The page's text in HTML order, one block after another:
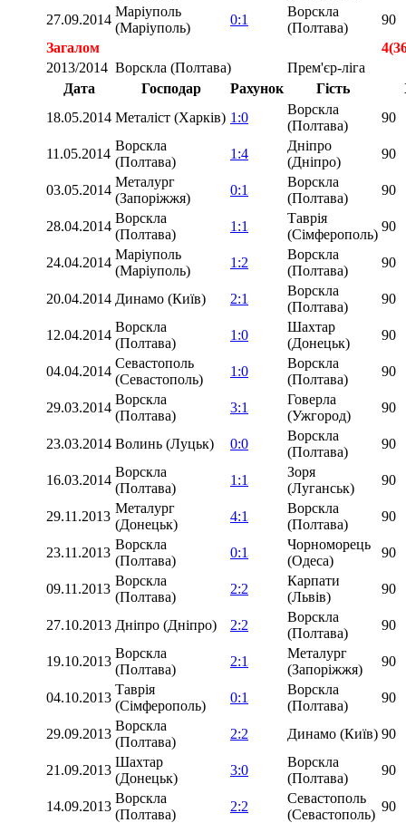
27.09.2014
Маріуполь
(Маріуполь)
0:1
Ворскла
(Полтава)
90
Загалом
2013/2014 Ворскла (Полтава)
Прем'єр-ліга
Дата
Господар Рахунок Гість
18.05.2014 Металіст (Харків) 1:0
Ворскла
(Полтава)
90
11.05.2014
Ворскла
(Полтава)
1:4
Дніпро
(Дніпро)
90
03.05.2014
Металург
(Запоріжжя)
0:1
Ворскла
(Полтава)
90
28.04.2014
Ворскла
(Полтава)
1:1
Таврія
(Сімферополь)
90
24.04.2014
Маріуполь
(Маріуполь)
1:2
Ворскла
(Полтава)
90
20.04.2014 Динамо (Київ) 2:1
Ворскла
(Полтава)
90
12.04.2014
Ворскла
(Полтава)
1:0
Шахтар
(Донецьк)
90
04.04.2014
Севастополь
(Севастополь)
1:0
Ворскла
(Полтава)
90
29.03.2014
Ворскла
(Полтава)
3:1
Говерла
(Ужгород)
90
23.03.2014 Волинь (Луцьк) 0:0
Ворскла
(Полтава)
90
16.03.2014
Ворскла
(Полтава)
1:1
Зоря
(Луганськ)
90
29.11.2013
Металург
(Донецьк)
4:1
Ворскла
(Полтава)
90
23.11.2013
Ворскла
(Полтава)
0:1
Чорноморець
(Одеса)
90
09.11.2013
Ворскла
(Полтава)
2:2
Карпати
(Львів)
90
27.10.2013 Дніпро (Дніпро) 2:2
Ворскла
(Полтава)
90
19.10.2013
Ворскла
(Полтава)
2:1
Металург
(Запоріжжя)
90
04.10.2013
Таврія
(Сімферополь)
0:1
Ворскла
(Полтава)
90
29.09.2013
Ворскла
(Полтава)
2:2 Динамо (Київ) 90
21.09.2013
Шахтар
(Донецьк)
3:0
Ворскла
(Полтава)
90
14.09.2013
Ворскла
(Полтава)
2:2
Севастополь
(Севастополь)
90